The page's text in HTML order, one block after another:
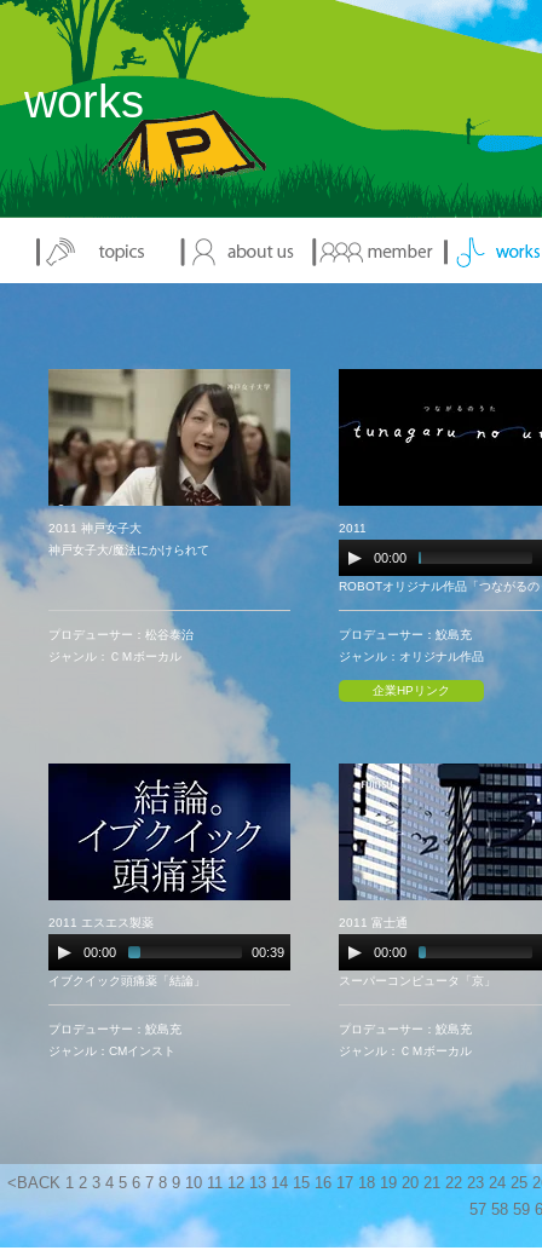
works
2011 神戸女子大
神戸女子大/魔法にかけられて
プロデューサー：松谷泰治
ジャンル：ＣＭボーカル
2011
00:00
ROBOTオリジナル作品「つながるの
プロデューサー：鮫島充
ジャンル：オリジナル作品
企業HPリンク
2011 エスエス製薬
00:00 00:39
イブクイック頭痛薬「結論」
プロデューサー：鮫島充
ジャンル：CMインスト
2011 富士通
00:00
スーパーコンピュータ「京」
プロデューサー：鮫島充
ジャンル：ＣＭボーカル
<BACK 1 2 3 4 5 6 7 8 9 10 11 12 13 14 15 16 17 18 19 20 21 22 23 24 25
57 58 59